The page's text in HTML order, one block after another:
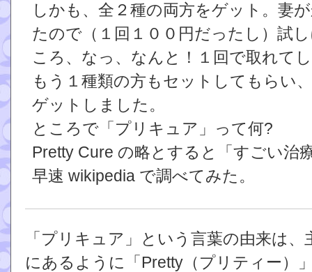
しかも、全２種の両方をゲット。妻
たので（１回１００円だったし）試
ころ、なっ、なんと！１回で取れて
もう１種類の方もセットしてもらい
ゲットしました。
ところで「プリキュア」って何?
Pretty Cure の略とすると「すごい治
早速 wikipedia で調べてみた。
「プリキュア」という言葉の由来は
にあるように「Pretty（プリティー）